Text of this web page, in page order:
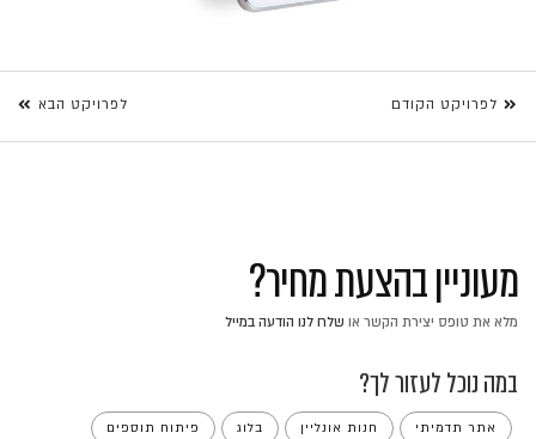
לפרויקט הבא לפרויקט הקודם
מעוניין בהצעת מחיר?
מלא את טופס יצירת הקשר או שלח לנו הודעה במייל
במה נוכל לעזור לך?
אתר תדמיתי חנות אונליין בלוג פיתוח תוספים